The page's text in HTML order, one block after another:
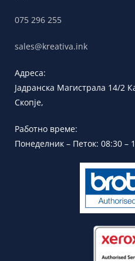
075 296 255
sales@kreativa.ink
Адреса:
Јадранска Магистрала 14/2
Скопје,
Работно време:
Понеделник – Петок: 08:30 –